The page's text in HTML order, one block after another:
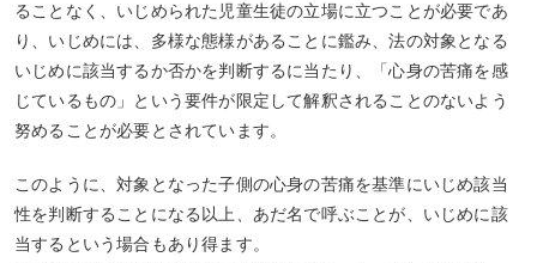
ることなく、いじめられた児童生徒の立場に立つことが必要であ
り、いじめには、多様な態様があることに鑑み、法の対象となる
いじめに該当するか否かを判断するに当たり、「心身の苦痛を感
じているもの」という要件が限定して解釈されることのないよう
努めることが必要とされています。
このように、対象となった子側の心身の苦痛を基準にいじめ該当
性を判断することになる以上、あだ名で呼ぶことが、いじめに該
当するという場合もあり得ます。